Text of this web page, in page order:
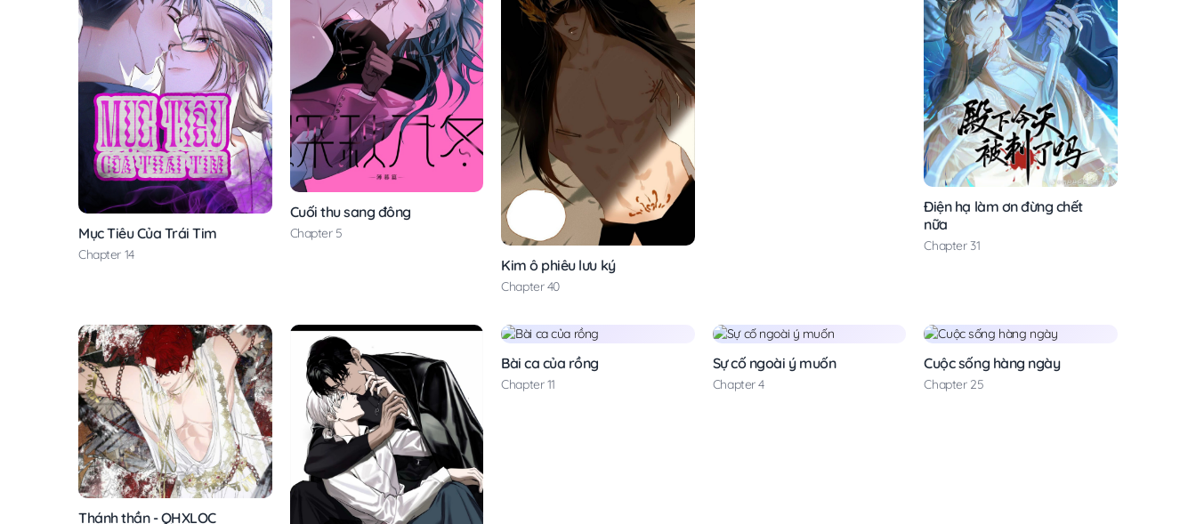
Mục Tiêu Của Trái Tim
Chapter 14
Cuối thu sang đông
Chapter 5
Kim ô phiêu lưu ký
Chapter 40
Điện hạ làm ơn đừng chết
nữa
Chapter 31
Thánh thần - QHXLOC
Bài ca của rồng
Chapter 11
Sự cố ngoài ý muốn
Chapter 4
Cuộc sống hàng ngày
Chapter 25